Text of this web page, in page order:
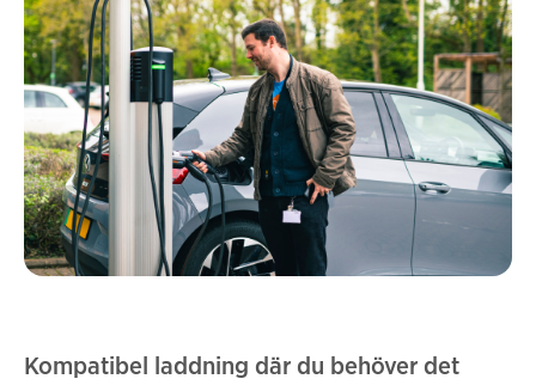
Kompatibel laddning där du behöver det